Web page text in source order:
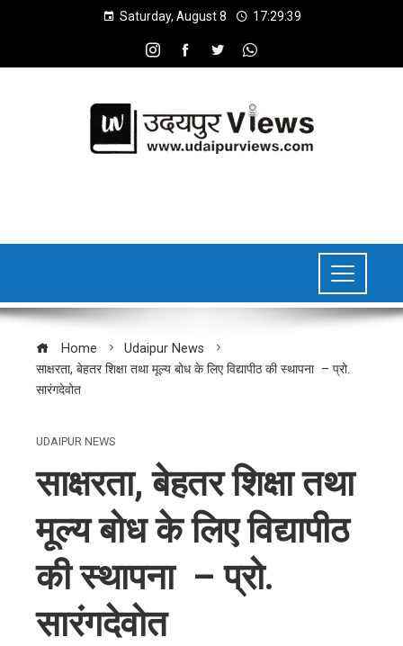
Saturday, August 8 17:29:40
Home
Udaipur News
साक्षरता, बेहतर शिक्षा तथा मूल्य बोध के लिए विद्यापीठ की स्थापना – प्रो.
सारंगदेवोत
UDAIPUR NEWS
साक्षरता, बेहतर शिक्षा तथा
मूल्य बोध के लिए विद्यापीठ
की स्थापना – प्रो.
सारंगदेवोत